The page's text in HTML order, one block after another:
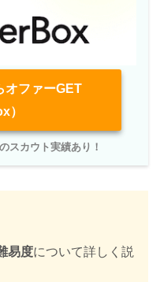
オファーGET
）
スカウト実績あり！
易度について詳しく説